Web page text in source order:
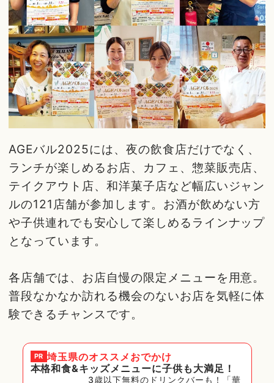
AGEバル2025には、夜の飲食店だけでなく、
ランチが楽しめるお店、カフェ、惣菜販売店、
テイクアウト店、和洋菓子店など幅広いジャン
ルの121店舗が参加します。お酒が飲めない方
や子供連れでも安心して楽しめるラインナップ
となっています。
各店舗では、お店自慢の限定メニューを用意。
普段なかなか訪れる機会のないお店を気軽に体
験できるチャンスです。
PR 埼玉県のオススメおでかけ
本格和食&キッズメニューに子供も大満足！
3歳以下無料のドリンクバーも！「華